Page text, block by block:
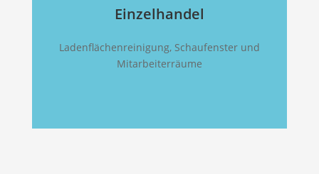
Einzelhandel
Ladenflächenreinigung, Schaufenster und
Mitarbeiterräume